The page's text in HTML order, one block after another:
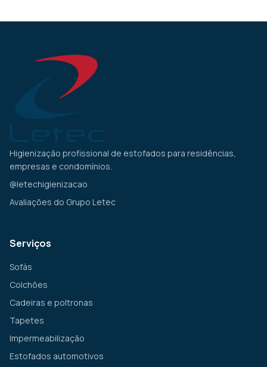
Higienização profissional de estofados para residências,
empresas e condomínios.
@letechigienizacao
Avaliações do Grupo Letec
Serviços
Sofás
Colchões
Cadeiras e poltronas
Tapetes
Impermeabilização
Estofados automotivos